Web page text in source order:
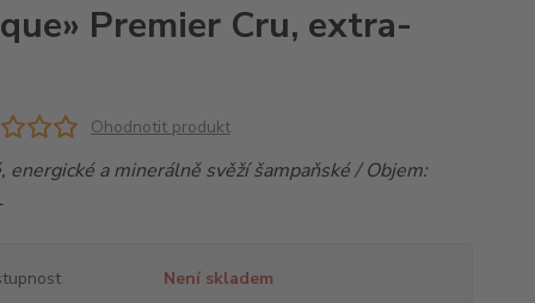
Premier Cru, extra-
Ohodnotit produkt
energické a minerálně svěží šampaňské / Objem:
Není skladem